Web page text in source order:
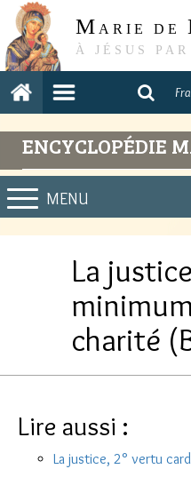
M ARIE DE
À JÉSUS
ENCYCLOPÉDIE
MENU
La
charité
Lire aussi :
La justice, 2° vertu